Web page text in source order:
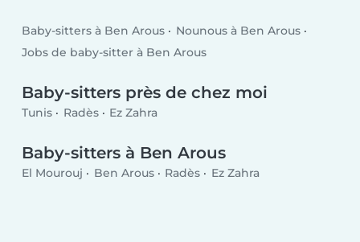
Baby-sitters à Ben Arous
Nounous à Ben Arous
Jobs de baby-sitter à Ben Arous
Baby-sitters près de chez moi
Tunis Radès Ez Zahra
Baby-sitters à Ben Arous
El Mourouj Ben Arous Radès Ez Zahra